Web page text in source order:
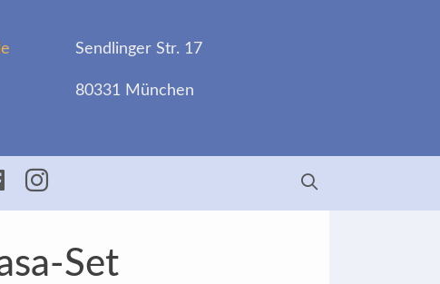
Sendlinger Str. 17
80331 München
Facebook
Insta
Set